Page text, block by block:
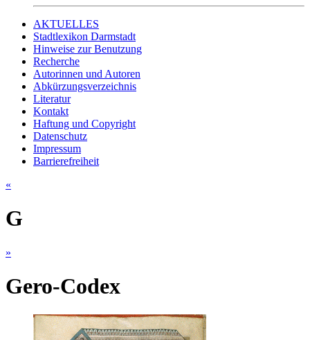
AKTUELLES
Stadtlexikon Darmstadt
Hinweise zur Benutzung
Recherche
Autorinnen und Autoren
Abkürzungsverzeichnis
Literatur
Kontakt
Haftung und Copyright
Datenschutz
Impressum
Barrierefreiheit
«
G
»
Gero-Codex